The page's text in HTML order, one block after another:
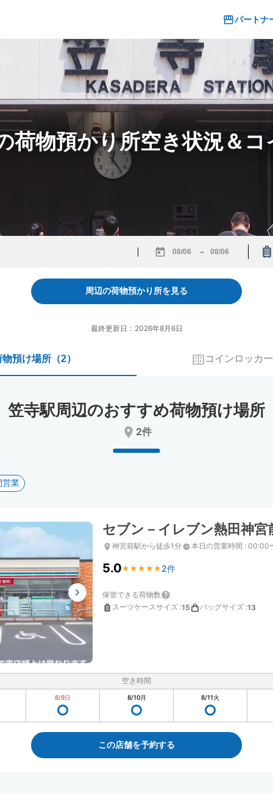
パートナ
荷物預かり所空き状況＆
forward
to
interact
the
select
Press
the
changing
dates.
-
backward
interact
select
the
for
changing
dates.
周辺の荷物預かり所を見る
最終更新日：2026年8月6日
物預け場所（2） コインロッカー
笠寺駅周辺のおすすめ荷物預け場所
2件
営業
セブン－イレブン熱田神宮
神宮前駅から徒歩1分 本日の営業時間 : 00:00
5.0★ ★ ★ ★ ★
★ ★ ★ ★ ★ 2件
保管できる荷物数
スーツケースサイズ :15 バッグサイズ :13
空き時間
8/9日 8/10月 8/11火
この店舗を予約する